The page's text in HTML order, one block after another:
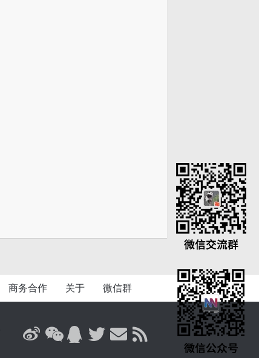
商务合作 关于 微信群